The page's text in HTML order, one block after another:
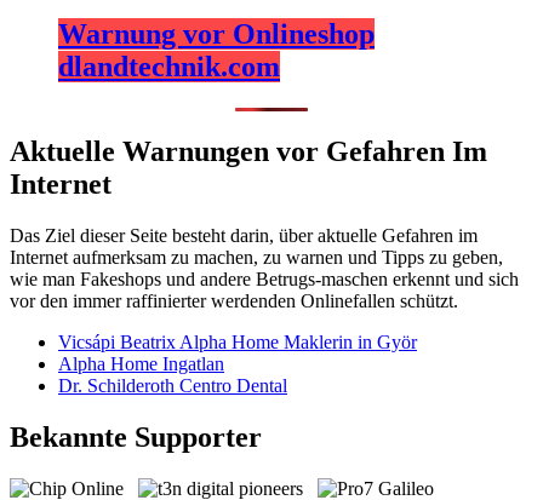
Warnung vor Onlineshop
dlandtechnik.com
Aktuelle Warnungen vor Gefahren Im
Internet
Das Ziel dieser Seite besteht darin, über aktuelle Gefahren im
Internet aufmerksam zu machen, zu warnen und Tipps zu geben,
wie man Fakeshops und andere Betrugs-maschen erkennt und sich
vor den immer raffinierter werdenden Onlinefallen schützt.
Vicsápi Beatrix Alpha Home Maklerin in Györ
Alpha Home Ingatlan
Dr. Schilderoth Centro Dental
Bekannte Supporter